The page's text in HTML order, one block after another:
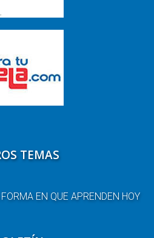
TEMAS
EN QUE APRENDEN HOY